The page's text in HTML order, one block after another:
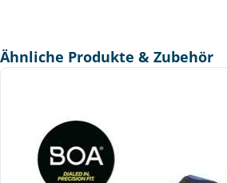
Produktgalerie überspringen
Ähnliche Produkte & Zubehör